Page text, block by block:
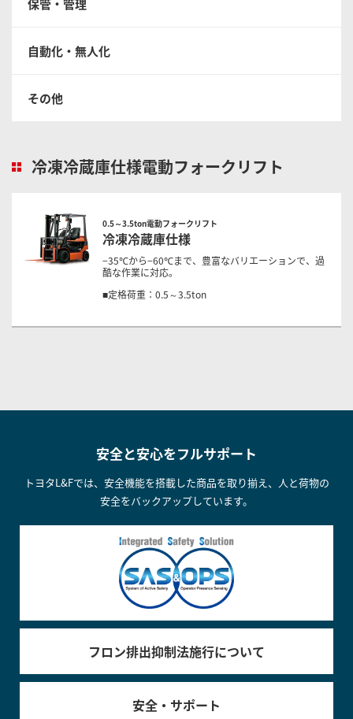
保管・管理
自動化・無人化
その他
冷凍冷蔵庫仕様電動フォークリフト
0.5～3.5ton電動フォークリフト
冷凍冷蔵庫仕様
−35℃から−60℃まで、豊富なバリエーションで、過
酷な作業に対応。
■定格荷重：0.5～3.5ton
安全と安心をフルサポート
トヨタL&Fでは、安全機能を搭載した商品を取り揃え、人と荷物の
安全をバックアップしています。
フロン排出抑制法施行について
安全・サポート